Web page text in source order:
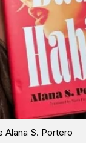
Alana S. Portero